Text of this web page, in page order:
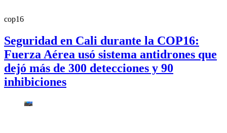
cop16
Seguridad en Cali durante la COP16:
Fuerza Aérea usó sistema antidrones que
dejó más de 300 detecciones y 90
inhibiciones